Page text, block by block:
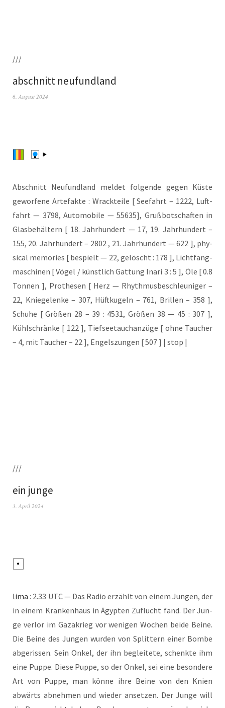
///
abschnitt neufundland
6. August 2024
Abschnitt Neu­fund­land mel­det fol­gen­de gegen Küs­te
gewor­fe­ne Arte­fak­te : Wrack­tei­le [ See­fahrt – 1222, Luft­
fahrt — 3798, Auto­mo­bi­le — 55635], Gruß­bot­schaf­ten in
Glas­be­häl­tern [ 18. Jahr­hun­dert — 17, 19. Jahr­hun­dert –
155, 20. Jahr­hun­dert – 2802 , 21. Jahr­hun­dert — 622 ], phy­
si­cal memo­ries [ bespielt — 22, gelöscht : 178 ], Licht­fang­
ma­schi­nen [ Vögel / künst­lich Gat­tung Ina­ri 3 : 5 ], Öle [ 0.8
Ton­nen ], Pro­the­sen [ Herz — Rhyth­mus­be­schleu­ni­ger –
22, Knie­ge­len­ke – 307, Hüft­ku­geln – 761, Bril­len – 358 ],
Schu­he [ Grö­ßen 28 – 39 : 4531, Grö­ßen 38 — 45 : 307 ],
Kühl­schrän­ke [ 122 ], Tief­see­tauch­an­zü­ge [ ohne Tau­cher
– 4, mit Tau­cher – 22 ], Engels­zun­gen [ 507 ] | stop |
///
ein junge
3. April 2024
lima : 2.33 UTC — Das Radio erzählt von einem Jun­gen, der
in einem Kran­ken­haus in Ägyp­ten Zuflucht fand. Der Jun­
ge ver­lor im Gaza­krieg vor weni­gen Wochen bei­de Bei­ne.
Die Bei­ne des Jun­gen wur­den von Split­tern einer Bom­be
abge­ris­sen. Sein Onkel, der ihn beglei­te­te, schenk­te ihm
eine Pup­pe. Die­se Pup­pe, so der Onkel, sei eine beson­de­re
Art von Pup­pe, man kön­ne ihre Bei­ne von den Knien
abwärts abneh­men und wie­der anset­zen. Der Jun­ge will